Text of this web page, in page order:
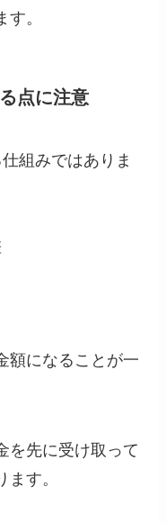
。
点に注意
組みではありま
額になることが一
を先に受け取って
す。